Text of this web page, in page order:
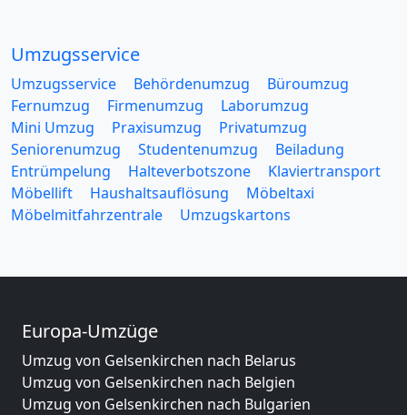
Umzugsservice
Umzugsservice Behördenumzug
Büroumzug
Fernumzug
Firmenumzug
Laborumzug
Mini Umzug
Praxisumzug
Privatumzug
Seniorenumzug
Studentenumzug
Beiladung
Entrümpelung
Halteverbotszone
Klaviertransport
Möbellift
Haushaltsauflösung
Möbeltaxi
Möbelmitfahrzentrale
Umzugskartons
Europa-Umzüge
Umzug von Gelsenkirchen nach Belarus
Umzug von Gelsenkirchen nach Belgien
Umzug von Gelsenkirchen nach Bulgarien